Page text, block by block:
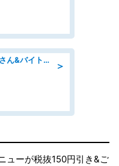
＞
ホールスタッフ/「未経験者さん&バイトデビューも大歓迎」残業ほぼなし×1日3時間〜勤務OK!フォロー体制も充実/広島県/広島市南区
ューが税抜150円引き&ご